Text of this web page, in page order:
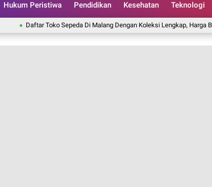
Hukum Peristiwa Pendidikan Kesehatan Teknologi
Daftar Toko Sepeda Di Malang Dengan Koleksi Lengkap, Harga Bersaing,